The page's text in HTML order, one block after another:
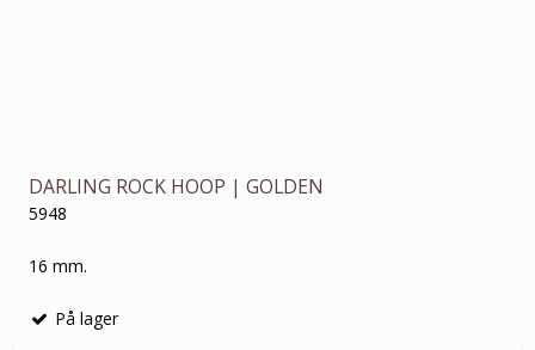
DARLING ROCK HOOP | GOLDEN
5948
16 mm.
På lager